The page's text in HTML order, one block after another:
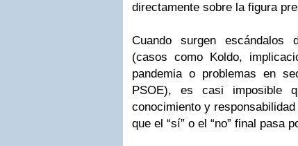
directamente sobre la figura
Cuando surgen
(casos como Koldo,
pandemia o problemas en
PSOE), es casi imposible
conocimiento y
que el “sí” o el “no” final pasa